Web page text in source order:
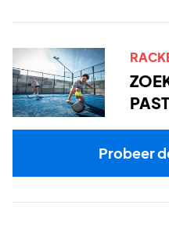
PAST
Probeer